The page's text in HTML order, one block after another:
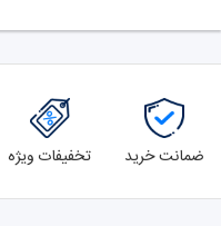
ضمانت خرید تخفیفات ویژه